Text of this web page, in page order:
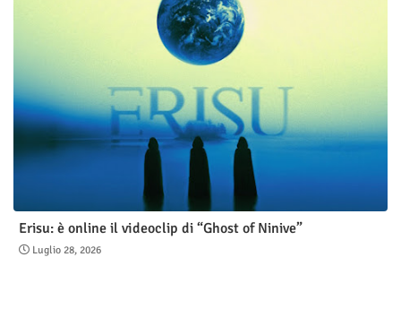
Erisu: è online il videoclip di “Ghost of Ninive”
Luglio 28, 2026